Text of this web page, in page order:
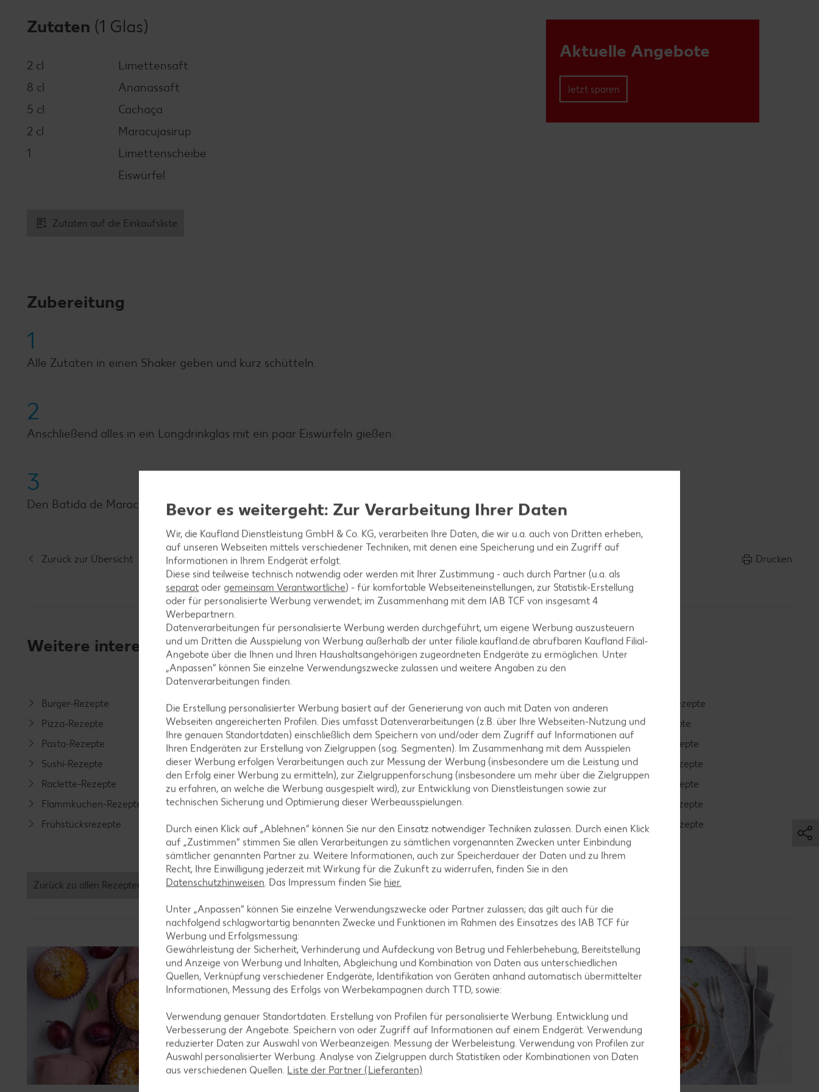
Aktuelle Angebote
Jetzt sparen
Zutaten (1 Glas)
2 cl
Limettensaft
8 cl
Ananassaft
5 cl
Cachaça
2 cl
Maracujasirup
1
Limettenscheibe
Eiswürfel
Zutaten auf die Einkaufsliste
Zubereitung
1
Alle Zutaten in einen Shaker geben und kurz schütteln.
2
Anschließend alles in ein Longdrinkglas mit ein paar Eiswürfeln gießen.
3
Den Batida de Maracuja mit einer Limettenscheibe dekorieren.
Zurück zur Übersicht Drucken
Weitere interessante Rezeptkategorien
Burger-Rezepte
Pizza-Rezepte
Pasta-Rezepte
Sushi-Rezepte
Raclette-Rezepte
Flammkuchen-Rezepte
Frühstücksrezepte
Salat-Rezepte
Spargel-Rezepte
Fleisch-Rezepte
Fisch-Rezepte
Geflügel-Rezepte
Lamm-Rezepte
Grill-Rezepte
Muffin-Rezepte
Apfelkuchen-Rezepte
Schokokuchen-Rezepte
Torten-Rezepte
Eis-Rezepte
Pfannkuchen-Rezepte
Plätzchen-Rezepte
Smoothie-Rezepte
Bowle-Rezepte
Cocktail-Rezepte
Avocado-Rezepte
Erdbeer-Rezepte
Blaubeer-Rezepte
Bananen-Rezepte
Zurück zu allen Rezepten
Bevor es weitergeht: Zur Verarbeitung Ihrer Daten
Wir, die Kaufland Dienstleistung GmbH & Co. KG, verarbeiten Ihre Daten, die wir u.a. auch von Dritten erheben,
auf unseren Webseiten mittels verschiedener Techniken, mit denen eine Speicherung und ein Zugriff auf
Informationen in Ihrem Endgerät erfolgt.
Diese sind teilweise technisch notwendig oder werden mit Ihrer Zustimmung - auch durch Partner (u.a. als
separat oder gemeinsam Verantwortliche) - für komfortable Webseiteneinstellungen, zur Statistik-Erstellung
oder für personalisierte Werbung verwendet; im Zusammenhang mit dem IAB TCF von insgesamt4
Werbepartnern.
Datenverarbeitungen für personalisierte Werbung werden durchgeführt, um eigene Werbung auszusteuern
und um Dritten die Ausspielung von Werbung außerhalb der unter filiale.kaufland.de abrufbaren Kaufland Filial-
Angebote über die Ihnen und Ihren Haushaltsangehörigen zugeordneten Endgeräte zu ermöglichen. Unter
„Anpassen“ können Sie einzelne Verwendungszwecke zulassen und weitere Angaben zu den
Datenverarbeitungen finden.
Die Erstellung personalisierter Werbung basiert auf der Generierung von auch mit Daten von anderen
Webseiten angereicherten Profilen. Dies umfasst Datenverarbeitungen (z.B. über Ihre Webseiten-Nutzung und
Ihre genauen Standortdaten) einschließlich dem Speichern von und/oder dem Zugriff auf Informationen auf
Ihren Endgeräten zur Erstellung von Zielgruppen (sog. Segmenten). Im Zusammenhang mit dem Ausspielen
dieser Werbung erfolgen Verarbeitungen auch zur Messung der Werbung (insbesondere um die Leistung und
den Erfolg einer Werbung zu ermitteln), zur Zielgruppenforschung (insbesondere um mehr über die Zielgruppen
zu erfahren, an welche die Werbung ausgespielt wird), zur Entwicklung von Dienstleistungen sowie zur
technischen Sicherung und Optimierung dieser Werbeausspielungen.
Durch einen Klick auf „Ablehnen“ können Sie nur den Einsatz notwendiger Techniken zulassen. Durch einen Klick
auf „Zustimmen“ stimmen Sie allen Verarbeitungen zu sämtlichen vorgenannten Zwecken unter Einbindung
sämtlicher genannten Partner zu. Weitere Informationen, auch zur Speicherdauer der Daten und zu Ihrem
Recht, Ihre Einwilligung jederzeit mit Wirkung für die Zukunft zu widerrufen, finden Sie in den
Datenschutzhinweisen. Das Impressum finden Sie hier.
Unter „Anpassen“ können Sie einzelne Verwendungszwecke oder Partner zulassen; das gilt auch für die
nachfolgend schlagwortartig benannten Zwecke und Funktionen im Rahmen des Einsatzes des IAB TCF für
Werbung und Erfolgsmessung:
Gewährleistung der Sicherheit, Verhinderung und Aufdeckung von Betrug und Fehlerbehebung, Bereitstellung
und Anzeige von Werbung und Inhalten, Abgleichung und Kombination von Daten aus unterschiedlichen
Quellen, Verknüpfung verschiedener Endgeräte, Identifikation von Geräten anhand automatisch übermittelter
Informationen, Messung des Erfolgs von Werbekampagnen durch TTD, sowie:
Verwendung genauer Standortdaten. Erstellung von Profilen für personalisierte Werbung. Entwicklung und
Verbesserung der Angebote. Speichern von oder Zugriff auf Informationen auf einem Endgerät. Verwendung
reduzierter Daten zur Auswahl von Werbeanzeigen. Messung der Werbeleistung. Verwendung von Profilen zur
Auswahl personalisierter Werbung. Analyse von Zielgruppen durch Statistiken oder Kombinationen von Daten
aus verschiedenen Quellen. Liste der Partner (Lieferanten)